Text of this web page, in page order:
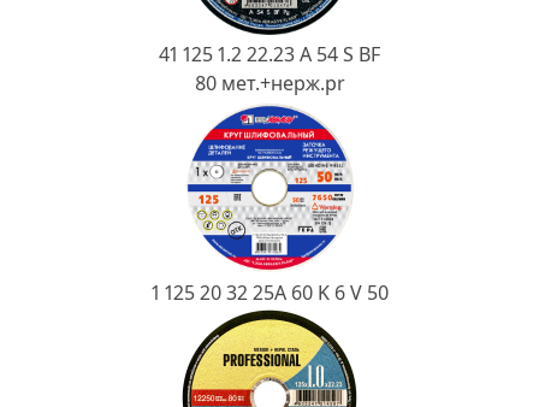
41 125 1.2 22.23 A 54 S BF
80 мет.+нерж.pr
1 125 20 32 25А 60 K 6 V 50